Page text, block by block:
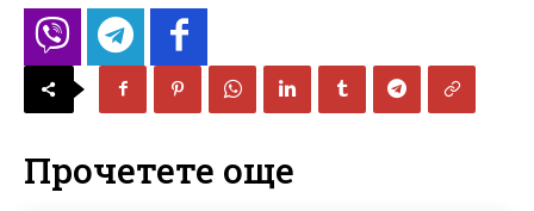
Прочетете още